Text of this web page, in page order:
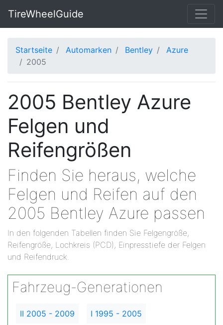
TireWheelGuide
Startseite Automarken Bentley
Azure
2005
2005 Bentley Azure
Felgen und
Reifengrößen
Finden Sie heraus, welche
Felgen und Reifen auf den
2005 Bentley Azure passen
In den folgenden Tabellen finden Sie Felgengröße,
Reifengröße, Lochkreis (PCD), Einpresstiefe der Felgen
und Reifendruck.
Fahrzeug-Generationen
II 2005 - 2009 I 1995 - 2005